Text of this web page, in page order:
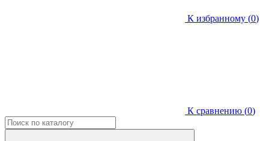
К избранному (0)
К сравнению (0)